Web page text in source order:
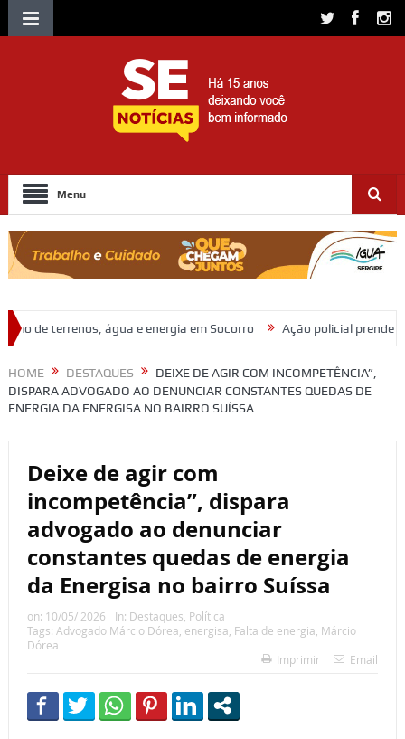
Menu
energia em Socorro Ação policial prende trio por furto de fios de
HOME DESTAQUES
DEIXE DE AGIR COM INCOMPETÊNCIA”,
DISPARA ADVOGADO AO DENUNCIAR CONSTANTES QUEDAS DE
ENERGIA DA ENERGISA NO BAIRRO SUÍSSA
Deixe de agir com
incompetência”, dispara
advogado ao denunciar
constantes quedas de energia
da Energisa no bairro Suíssa
on: 10/05/ 2026 In: Destaques, Política
Tags: Advogado Márcio Dórea, energisa, Falta de energia, Márcio
Dórea
Imprimir
Email